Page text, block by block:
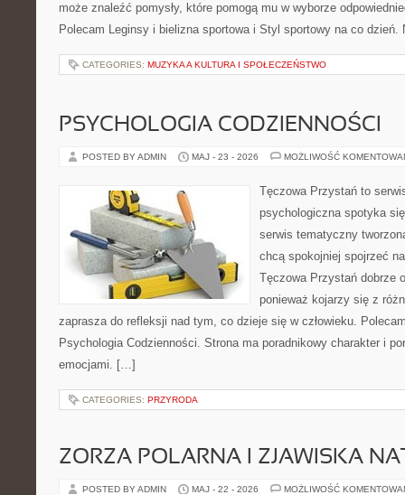
może znaleźć pomysły, które pomogą mu w wyborze
Polecam Leginsy i bielizna sportowa i Styl sportowy na co
CATEGORIES: MUZYKA A KULTURA I SPOŁECZEŃSTWO
PSYCHOLOGIA CODZIENNOŚCI
POSTED BY ADMIN MAJ - 23 - 2026 MOŻLIWOŚĆ
Tęczowa Przystań to
psychologiczna spotyka
serwis tematyczny
chcą spokojniej spojrzeć
Tęczowa Przystań dobrze
ponieważ kojarzy się z
zaprasza do refleksji nad tym, co dzieje się w człowieku.
Psychologia Codzienności. Strona ma poradnikowy charakter i
emocjami. […]
CATEGORIES: PRZYRODA
ZORZA POLARNA I ZJAWISKA
POSTED BY ADMIN MAJ - 22 - 2026 MOŻLIWOŚĆ